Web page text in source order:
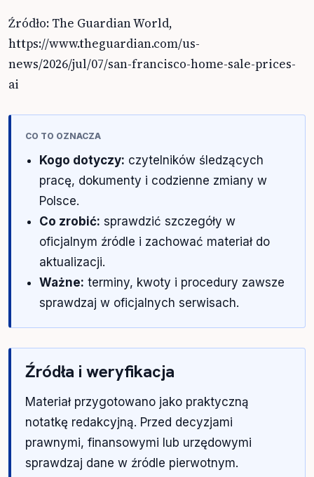
Źródło: The Guardian World,
https://www.theguardian.com/us-
news/2026/jul/07/san-francisco-home-sale-prices-
ai
CO TO OZNACZA
Kogo dotyczy: czytelników śledzących
pracę, dokumenty i codzienne zmiany w
Polsce.
Co zrobić: sprawdzić szczegóły w
oficjalnym źródle i zachować materiał do
aktualizacji.
Ważne: terminy, kwoty i procedury zawsze
sprawdzaj w oficjalnych serwisach.
Źródła i weryfikacja
Materiał przygotowano jako praktyczną
notatkę redakcyjną. Przed decyzjami
prawnymi, finansowymi lub urzędowymi
sprawdzaj dane w źródle pierwotnym.